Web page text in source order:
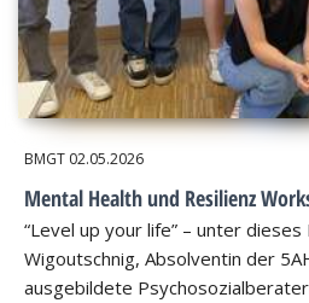
BMGT 02.05.2026
Mental Health und Resilienz
“Level up your life” – unter
Wigoutschnig, Absolventin der
ausgebildete